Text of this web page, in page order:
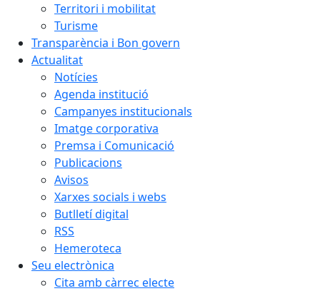
Territori i mobilitat
Turisme
Transparència i Bon govern
Actualitat
Notícies
Agenda institució
Campanyes institucionals
Imatge corporativa
Premsa i Comunicació
Publicacions
Avisos
Xarxes socials i webs
Butlletí digital
RSS
Hemeroteca
Seu electrònica
Cita amb càrrec electe